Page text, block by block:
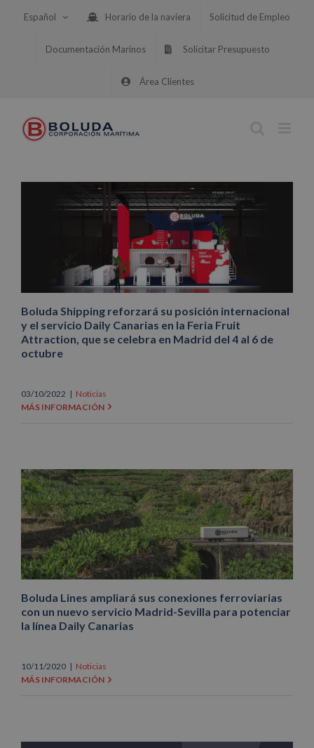
Español Horario de la naviera Solicitud de Empleo
Documentación Marinos Solicitar Presupuesto
Área Clientes
Boluda Shipping reforzará su posición internacional
y el servicio Daily Canarias en la Feria Fruit
Attraction, que se celebra en Madrid del 4 al 6 de
octubre
03/10/2022 | Noticias
MÁS INFORMACIÓN
Boluda Lines ampliará sus conexiones ferroviarias
con un nuevo servicio Madrid-Sevilla para potenciar
la línea Daily Canarias
10/11/2020 | Noticias
MÁS INFORMACIÓN